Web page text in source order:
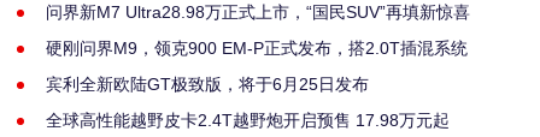
问界新M7 Ultra28.98万正式上市，“国民SUV”再填新惊喜
硬刚问界M9，领克900 EM-P正式发布，搭2.0T插混系统
宾利全新欧陆GT极致版，将于6月25日发布
全球高性能越野皮卡2.4T越野炮开启预售 17.98万元起